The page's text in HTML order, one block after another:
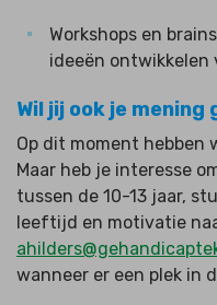
Workshops en
ideeën ontwikkelen
Wil jij ook je mening
Op dit moment hebben
Maar heb je interesse
tussen de 10-13 jaar,
leeftijd en motivatie
wanneer er een plek in